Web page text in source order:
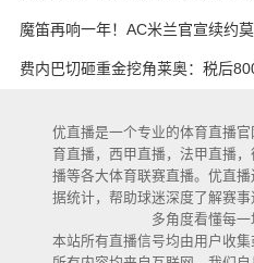
魔笛再响一年！AC米兰官宣续约
费内巴切砸重金挖角莱奥：税后
优直播是一个专业的体育直播
育直播，西甲直播，法甲直播
播等各大体育联赛直播。优直
据统计，帮助球迷深度了解赛事
多角度看懂每一
本站所有直播信号均由用户收集